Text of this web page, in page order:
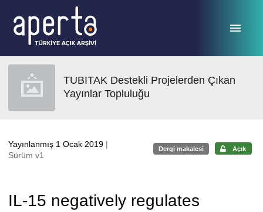
TUBITAK Destekli Projelerden Çıkan
Yayınlar Topluluğu
Yayınlanmış 1 Ocak 2019 |
Sürüm v1
Dergi makalesi Açık
IL-15 negatively regulates